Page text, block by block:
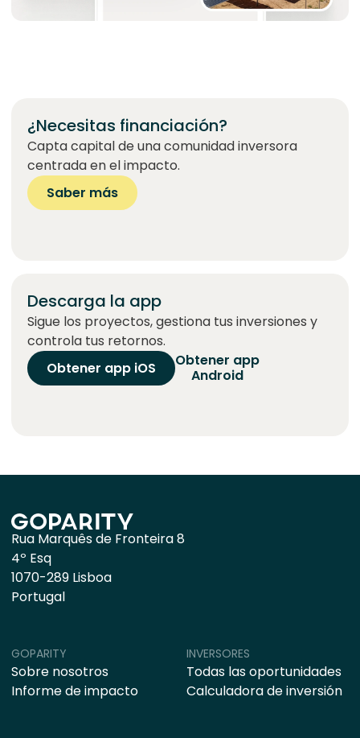
¿Necesitas financiación?
Capta capital de una comunidad inversora
centrada en el impacto.
Saber más
Descarga la app
Sigue los proyectos, gestiona tus inversiones y
controla tus retornos.
Obtener app iOS
Obtener app
Android
Rua Marquês de Fronteira 8
4º Esq
1070-289 Lisboa
Portugal
GOPARITY
Sobre nosotros
Informe de impacto
INVERSORES
Todas las oportunidades
Calculadora de inversión